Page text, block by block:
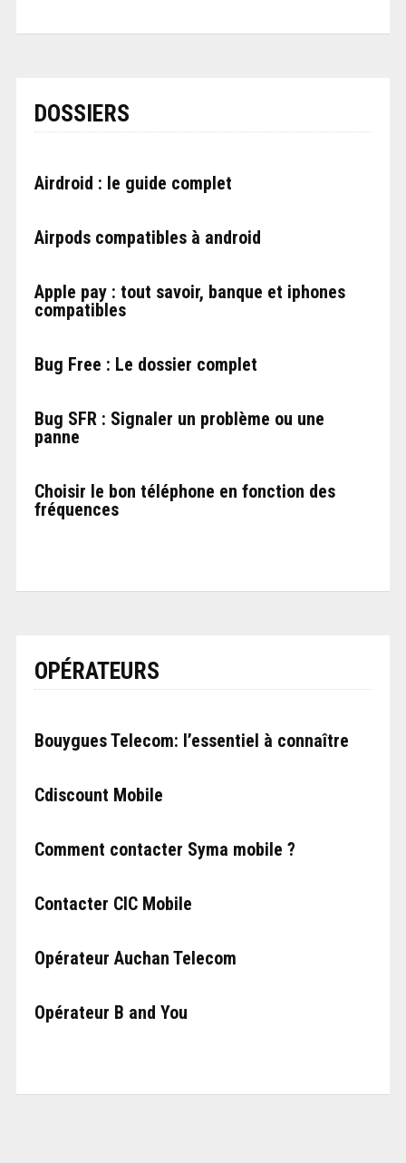
DOSSIERS
Airdroid : le guide complet
Airpods compatibles à android
Apple pay : tout savoir, banque et iphones
compatibles
Bug Free : Le dossier complet
Bug SFR : Signaler un problème ou une
panne
Choisir le bon téléphone en fonction des
fréquences
OPÉRATEURS
Bouygues Telecom: l’essentiel à connaître
Cdiscount Mobile
Comment contacter Syma mobile ?
Contacter CIC Mobile
Opérateur Auchan Telecom
Opérateur B and You